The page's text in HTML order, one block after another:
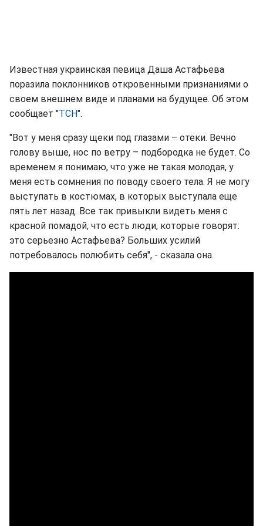
Известная украинская певица Даша Астафьева
поразила поклонников откровенными признаниями о
своем внешнем виде и планами на будущее. Об этом
сообщает "ТСН".
"Вот у меня сразу щеки под глазами – отеки. Вечно
голову выше, нос по ветру – подбородка не будет. Со
временем я понимаю, что уже не такая молодая, у
меня есть сомнения по поводу своего тела. Я не могу
выступать в костюмах, в которых выступала еще
пять лет назад. Все так привыкли видеть меня с
красной помадой, что есть люди, которые говорят:
это серьезно Астафьева? Больших усилий
потребовалось полюбить себя", - сказала она.